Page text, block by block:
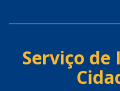
Serviço